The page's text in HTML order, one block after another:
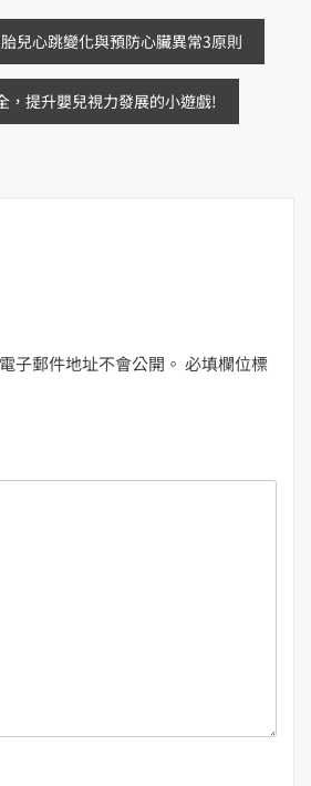
兒心跳變化與預防心臟異常3原則
，提升嬰兒視力發展的小遊戲!
子郵件地址不會公開。 必填欄位標